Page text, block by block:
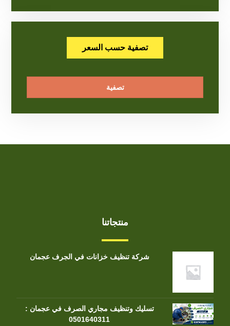
تصفية حسب السعر
تصفية
منتجاتنا
شركة تنظيف خزانات في الجرف عجمان
تسليك وتنظيف مجاري الصرف في عجمان :
0501640311